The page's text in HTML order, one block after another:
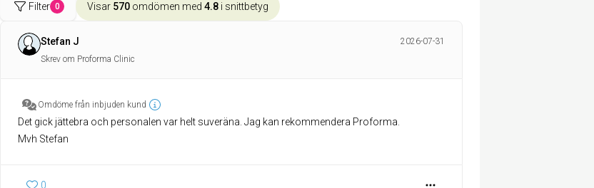
Filter 0 Visar 570 omdömen med 4.8 i snittbetyg
Stefan J
2026-07-31
Skrev om Proforma Clinic
Omdöme från inbjuden kund
Det gick jättebra och personalen var helt suveräna. Jag kan rekommendera Proforma.
Mvh Stefan
0